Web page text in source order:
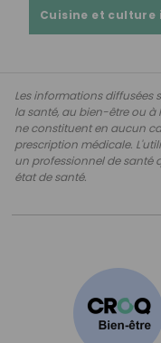
Cuisine et culture
Les informations diffusées
la santé, au bien-être ou
ne constituent en aucun
prescription médicale.
un professionnel de santé
état de santé.